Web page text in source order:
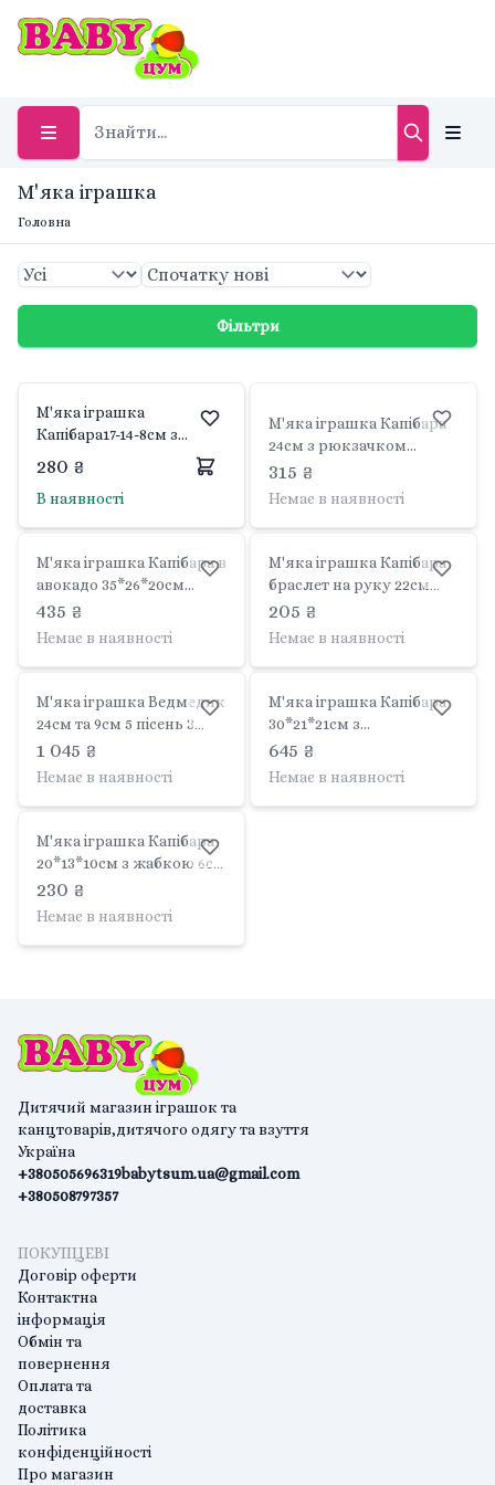
М'яка іграшка
Головна
Фільтри
М'яка іграшка
Капібара17-14-8см з
ходить звук 2 кольори
на батарейках
FG240408118A limo toy
280 ₴
В наявності
М'яка іграшка Капібара
24см з рюкзачком
черепахою 10см плюш
190825 limo toy
315 ₴
Немає в наявності
М'яка іграшка Капібара в
авокадо 35*26*20см
капібара 20см хутро Сгеу
Furry YG0084 limo toy
435 ₴
Немає в наявності
М'яка іграшка Капібара
браслет на руку 22см
хутро Сгеу Furry YG0070
limo toy
205 ₴
Немає в наявності
М'яка іграшка Ведмедик
24см та 9см 5 пісень 3
сенсорні зони гра в
хованки в коробці
toy
1 045 ₴
Немає в наявності
М'яка іграшка Капібара
30*21*21см з
черепахою13см
FG240408197A-1 limo toy
645 ₴
Немає в наявності
М'яка іграшка Капібара
20*13*10см з жабкою 6см
FG240408163A limo toy
230 ₴
Немає в наявності
Дитячий магазин іграшок та
канцтоварів,дитячого одягу та взуття
Україна
+380505696319
+380508797357
babytsum.ua@gmail.com
ПОКУПЦЕВІ
Договір оферти
Контактна
інформація
Обмін та
повернення
Оплата та
доставка
Політика
конфіденційності
Про магазин